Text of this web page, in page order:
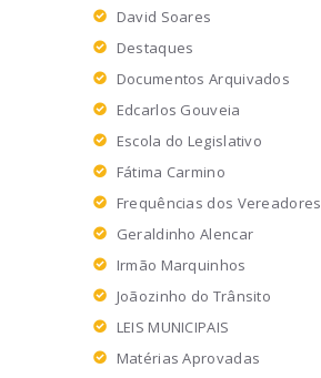
David Soares
Destaques
Documentos Arquivados
Edcarlos Gouveia
Escola do Legislativo
Fátima Carmino
Frequências dos Vereadores
Geraldinho Alencar
Irmão Marquinhos
Joãozinho do Trânsito
LEIS MUNICIPAIS
Matérias Aprovadas